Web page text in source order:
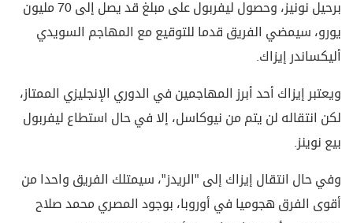
برحيل نونيز، وحصول ليفربول على مبلغ قد يصل إلى 70 مليون
يورو، سيمضي الفريق قدما للتوقيع مع المهاجم السويدي
أليكساندر إيزاك.
ويعتبر إيزاك أحد أبرز المهاجمين في الدوري الإنجليزي الممتاز،
لكن انتقاله لن يتم من نيوكاسل، إلا في حال استطاع ليفربول
بيع نوينز.
وفي حال انتقال إيزاك إلى "الريدز"، سيمتلك الفريق واحدا من
أقوى الفرق هجوميا في أوروبا، بوجود المصري محمد صلاح